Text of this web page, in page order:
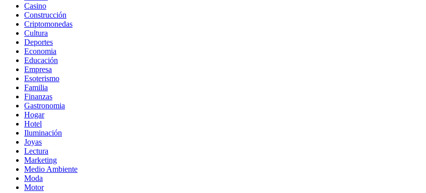
Casino
Construcción
Criptomonedas
Cultura
Deportes
Economia
Educación
Empresa
Esoterismo
Familia
Finanzas
Gastronomia
Hogar
Hotel
Iluminación
Joyas
Lectura
Marketing
Medio Ambiente
Moda
Motor